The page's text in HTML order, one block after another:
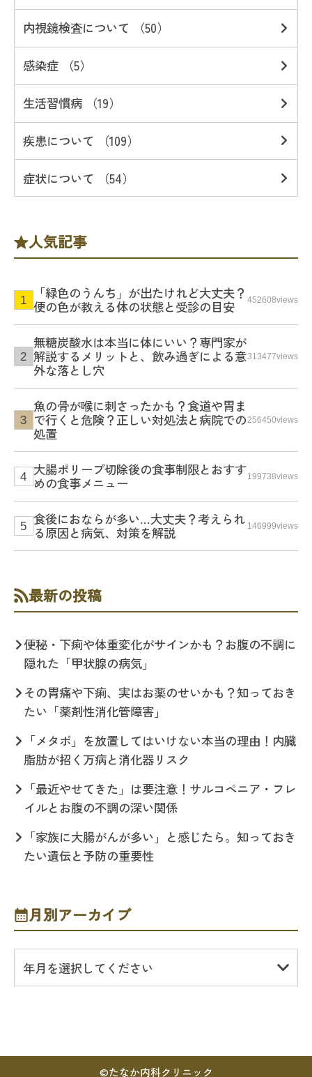
内視鏡検査について （50）
感染症 （5）
生活習慣病 （19）
疾患について （109）
症状について （54）
人気記事
「緑色のうんち」が出たけれど大丈夫？
便の色が教える体の状態と受診の目安
452608views
無糖炭酸水は本当に体にいい？専門家が
解説するメリットと、飲み過ぎによる意
外な落とし穴
313477views
魚の骨が喉に刺さったかも？食道や胃ま
で行くと危険？正しい対処法と病院での
処置
256450views
大腸ポリープ切除後の食事制限とおすす
めの食事メニュー
199738views
食後におならが多い…大丈夫？考えられ
る原因と病気、対策を解説
146999views
最新の投稿
便秘・下痢や体重変化がサインかも？お腹の不調に
隠れた「甲状腺の病気」
その胃痛や下痢、実はお薬のせいかも？知っておき
たい「薬剤性消化管障害」
「メタボ」を放置してはいけない本当の理由！内臓
脂肪が招く万病と消化器リスク
「最近やせてきた」は要注意！サルコペニア・フレ
イルとお腹の不調の深い関係
「家族に大腸がんが多い」と感じたら。知っておき
たい遺伝と予防の重要性
月別アーカイブ
年月を選択してください
©たなか内科クリニック